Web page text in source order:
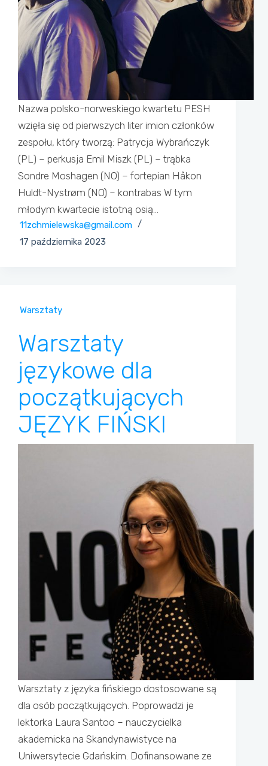
Nazwa polsko-norweskiego kwartetu PESH
wzięła się od pierwszych liter imion członków
zespołu, który tworzą: Patrycja Wybrańczyk
(PL) – perkusja Emil Miszk (PL) – trąbka
Sondre Moshagen (NO) – fortepian Håkon
Huldt-Nystrøm (NO) – kontrabas W tym
młodym kwartecie istotną osią…
11zchmielewska@gmail.com
17 października 2023
Warsztaty
Warsztaty
językowe dla
początkujących
JĘZYK FIŃSKI
Warsztaty z języka fińskiego dostosowane są
dla osób początkujących. Poprowadzi je
lektorka Laura Santoo – nauczycielka
akademicka na Skandynawistyce na
Uniwersytecie Gdańskim. Dofinansowane ze